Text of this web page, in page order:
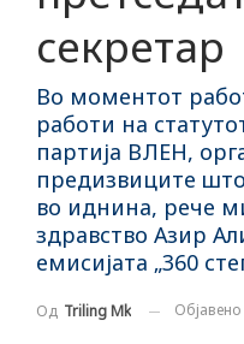
секретар
Во моментот
работи на
партија ВЛЕН,
предизвиците
во иднина, рече
здравство Азир
емисијата „360
Од Triling Mk Објавено